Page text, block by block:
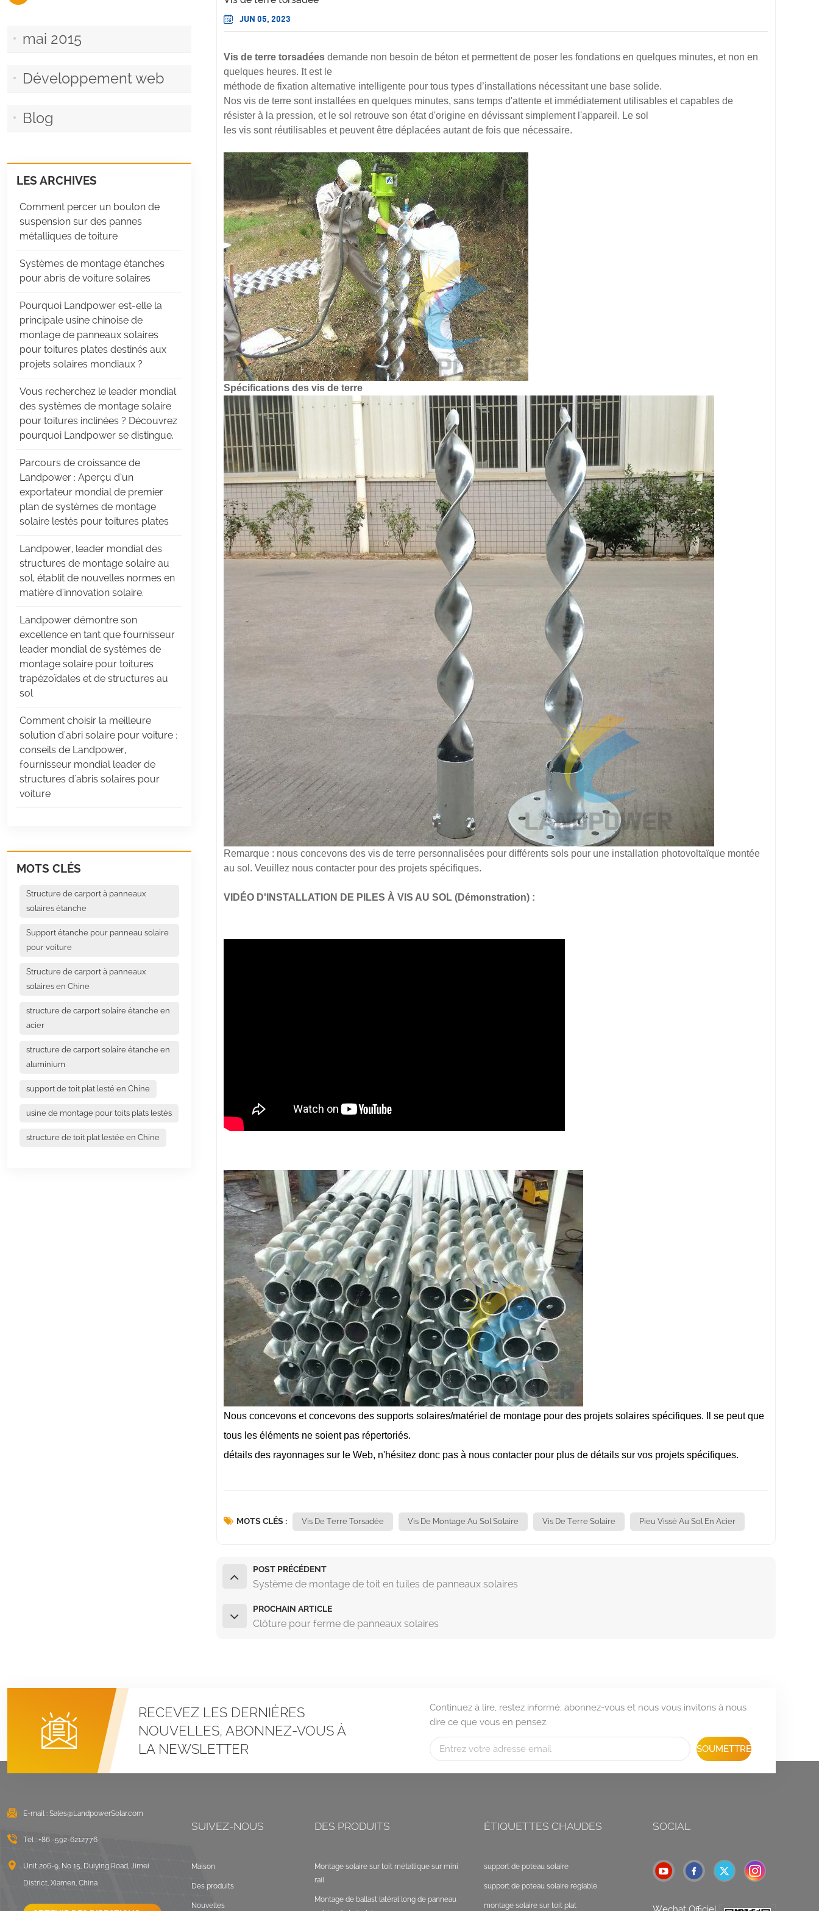
JUN 05, 2023
Vis de terre torsadées demande non besoin de béton et permettent de poser les fondations en quelques minutes, et non en
quelques heures.Itest le
méthode de fixation alternative intelligente pour tous types d’installations nécessitant une base solide.
Nos vis de terre sont installées en quelques minutes, sans temps d'attente et immédiatement utilisables et capables de
résister à la pression, et le sol retrouve son état d'origine en dévissant simplement l'appareil. Le sol
les vis sont réutilisables et peuvent être déplacées autant de fois que nécessaire.
Spécifications des vis de terre
Remarque : nous concevons des vis de terre personnalisées pour différents sols pour une installation photovoltaïque montée
au sol. Veuillez nous contacter pour des projets spécifiques.
VIDÉO D'INSTALLATION DE PILES À VIS AU SOL (Démonstration) :
Nous concevons et concevons des supports solaires/matériel de montage pour des projets solaires spécifiques. Il se peut que
tous les éléments ne soient pas répertoriés.
détails des rayonnages sur le Web, n'hésitez donc pas à nous contacter pour plus de détails sur vos projets spécifiques.
MOTS CLÉS : Vis De Terre Torsadée Vis De Montage Au Sol Solaire Vis De Terre Solaire Pieu Vissé Au Sol En Acier
POST PRÉCÉDENT
Système de montage de toit en tuiles de panneaux solaires
PROCHAIN ARTICLE
Clôture pour ferme de panneaux solaires
mai 2015
Développement web
Blog
LES ARCHIVES
Comment percer un boulon de
suspension sur des pannes
métalliques de toiture
Systèmes de montage étanches
pour abris de voiture solaires
Pourquoi Landpower est-elle la
principale usine chinoise de
montage de panneaux solaires
pour toitures plates destinés aux
projets solaires mondiaux ?
Vous recherchez le leader mondial
des systèmes de montage solaire
pour toitures inclinées ? Découvrez
pourquoi Landpower se distingue.
Parcours de croissance de
Landpower : Aperçu d’un
exportateur mondial de premier
plan de systèmes de montage
solaire lestés pour toitures plates
Landpower, leader mondial des
structures de montage solaire au
sol, établit de nouvelles normes en
matière d'innovation solaire.
Landpower démontre son
excellence en tant que fournisseur
leader mondial de systèmes de
montage solaire pour toitures
trapézoïdales et de structures au
sol
Comment choisir la meilleure
solution d'abri solaire pour voiture :
conseils de Landpower,
fournisseur mondial leader de
structures d'abris solaires pour
voiture
MOTS CLÉS
Structure de carport à panneaux
solaires étanche
Support étanche pour panneau solaire
pour voiture
Structure de carport à panneaux
solaires en Chine
structure de carport solaire étanche en
acier
structure de carport solaire étanche en
aluminium
support de toit plat lesté en Chine
usine de montage pour toits plats lestés
structure de toit plat lestée en Chine
RECEVEZ LES DERNIÈRES
NOUVELLES, ABONNEZ-VOUS À
LA NEWSLETTER
Continuez à lire, restez informé, abonnez-vous et nous vous invitons à nous
dire ce que vous en pensez.
SOUMETTRE
E-mail : Sales@LandpowerSolar.com
Tél : +86 -592-6212776
Unit 206-9, No 15, Duiying Road, Jimei
District, Xiamen, China
SUIVEZ-NOUS
Maison
Des produits
Nouvelles
DES PRODUITS
Montage solaire sur toit métallique sur mini
rail
Montage de ballast latéral long de panneau
ÉTIQUETTES CHAUDES
support de poteau solaire
support de poteau solaire réglable
montage solaire sur toit plat
SOCIAL